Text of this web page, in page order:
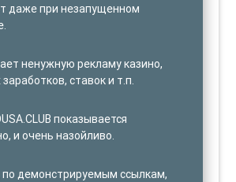
даже при незапущенном
ненужную рекламу казино,
ставок и т.п.
показывается
и очень назойливо.
по демонстрируемым ссылкам,